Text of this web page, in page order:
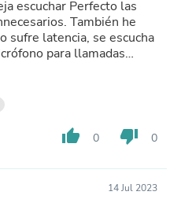
escuchar Perfecto las
También he
sufre latencia, se escucha
para llamadas
he hablado, dicen
Para mi gusto, le
que he hecho
thumb_up 0 thumb_down 0
14 Jul 2023